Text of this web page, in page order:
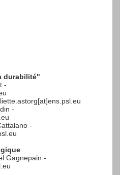
durabilité"
-
-
-
Gagnepain -